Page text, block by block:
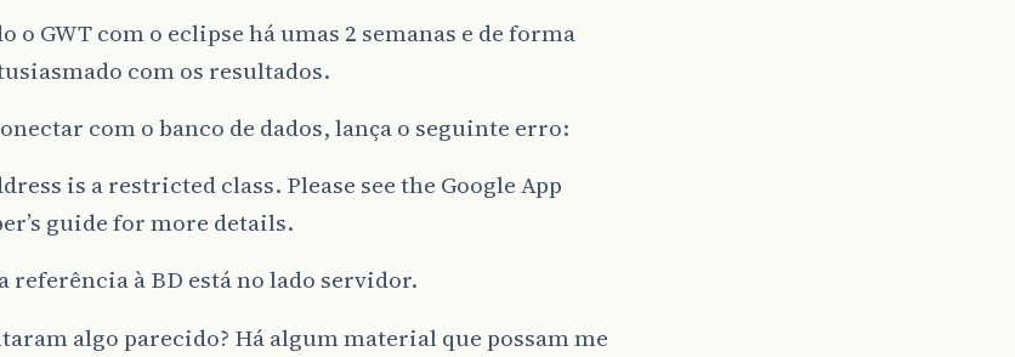
o GWT com o eclipse há umas 2 semanas e de forma
com os resultados.
com o banco de dados, lança o seguinte erro:
is a restricted class. Please see the Google App
guide for more details.
referência à BD está no lado servidor.
algo parecido? Há algum material que possam me